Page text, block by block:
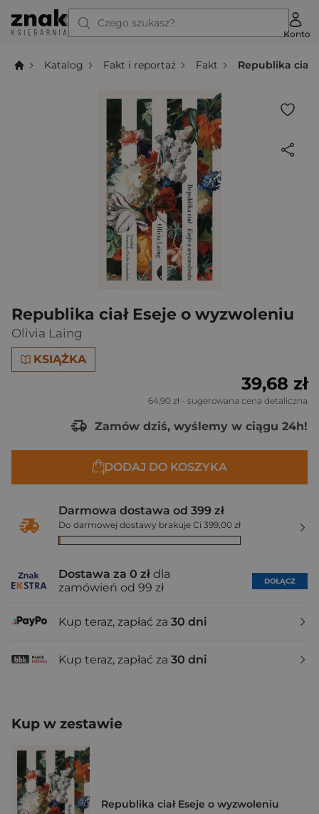
Czego szukasz?
Konto
Katalog Fakt i reportaż Fakt Republika ciał
Republika ciał Eseje o wyzwoleniu
Olivia Laing
KSIĄŻKA
39,68 zł
64,90 zł - sugerowana cena detaliczna
Zamów dziś, wyślemy w ciągu 24h!
DODAJ DO KOSZYKA
Darmowa dostawa od 399 zł
Do darmowej dostawy brakuje Ci 399,00 zł
Dostawa za 0 zł dla
zamówień od 99 zł
DOŁĄCZ
Kup teraz, zapłać za 30 dni
Kup teraz, zapłać za 30 dni
Kup w zestawie
Republika ciał Eseje o wyzwoleniu